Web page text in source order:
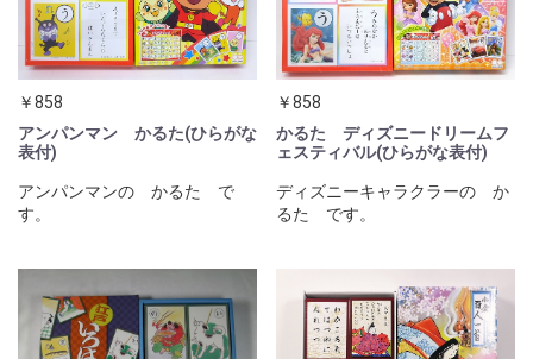
￥858
アンパンマン かるた(ひらがな
表付)
アンパンマンの かるた で
す。
￥858
かるた ディズニードリームフ
ェスティバル(ひらがな表付)
ディズニーキャラクラーの か
るた です。